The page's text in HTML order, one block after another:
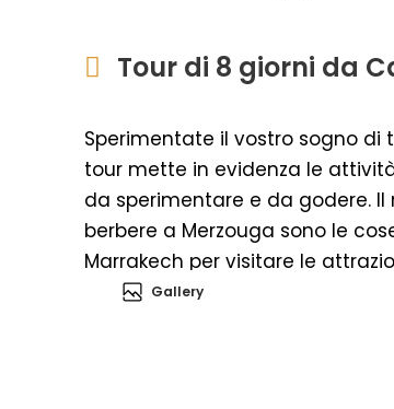
Tour di 8 giorni da
Sperimentate il vostro sogno di
tour mette in evidenza le
da sperimentare e da godere.
berbere a Merzouga sono le
Marrakech per visitare le
Gallery